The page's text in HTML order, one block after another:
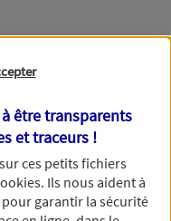
dans les
téléphone.
être transparents
et traceurs !
ces petits fichiers
. Ils nous aident à
garantir la sécurité